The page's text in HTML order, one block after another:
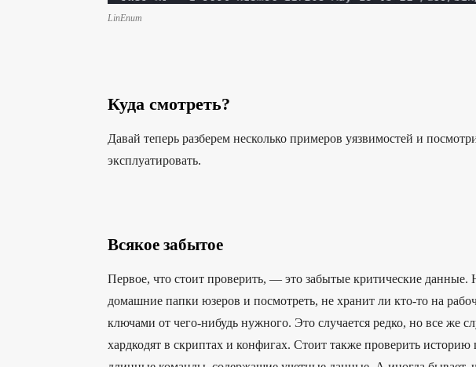
LinEnum
Куда смотреть?
Давай теперь разберем несколько примеров уязвимостей и
эксплуатировать.
Всякое забытое
Первое, что стоит проверить, — это забытые критические данные.
домашние папки юзеров и посмотреть, не хранит ли кто-то на
ключами от чего-нибудь нужного. Это случается редко, но все же
хардкодят в скриптах и конфигах. Стоит также проверить